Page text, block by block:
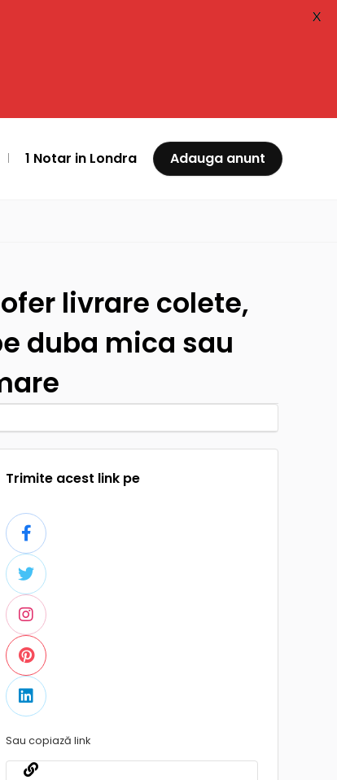
1 Notar in Londra Adauga anunt
livrare colete,
duba mica sau
Trimite acest link pe
Sau copiază link
X